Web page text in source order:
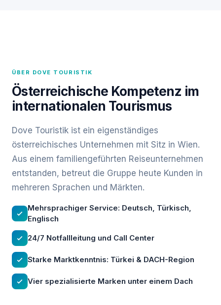
ÜBER DOVE TOURISTIK
Österreichische Kompetenz im
internationalen Tourismus
Dove Touristik ist ein eigenständiges
österreichisches Unternehmen mit Sitz in Wien.
Aus einem familiengeführten Reiseunternehmen
entstanden, betreut die Gruppe heute Kunden in
mehreren Sprachen und Märkten.
Mehrsprachiger Service: Deutsch, Türkisch,
Englisch
24/7 Notfallleitung und Call Center
Starke Marktkenntnis: Türkei & DACH-Region
Vier spezialisierte Marken unter einem Dach